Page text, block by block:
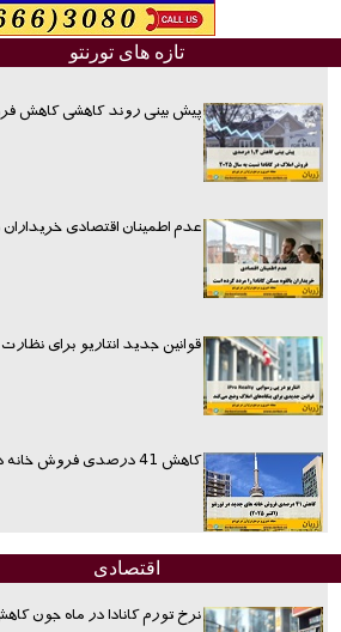
تازه های تورنتو
پیش بینی روند کاهشی کاهش
عدم اطمینان اقتصادی
قوانین جدید انتاریو برای
کاهش 41 درصدی فروش خانه در تورنتو
اقتصادی
نرخ تورم کانادا در ماه جون